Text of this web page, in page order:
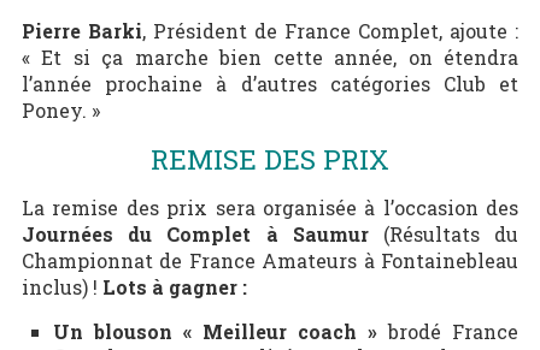
Pierre Barki, Président de France Complet, ajoute :
« Et si ça marche bien cette année, on étendra
l’année prochaine à d’autres catégories Club et
Poney. »
REMISE DES PRIX
La remise des prix sera organisée à l’occasion des
Journées du Complet à Saumur(Résultats du
Championnat de France Amateurs à Fontainebleau
inclus) ! Lots à gagner :
Un blouson « Meilleur coach »brodé France